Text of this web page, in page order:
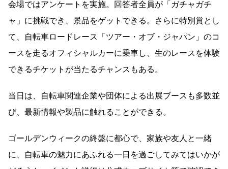
会場ではアンケートを実施。回答者全員が「ガチャガチ
ャ」に挑戦でき、景品をゲットできる。さらに特別賞とし
て、自転車ロードレース「ツアー・オブ・ジャパン」のコ
ースを走るオフィシャルカーに乗車し、生のレースを体験
できるチケットが当たるチャンスもある。
当日は、自転車関連企業や団体による出展ブースも多数並
び、最新情報や製品に触れることができる。
ゴールデンウィークの終盤に都心で、家族や友人と一緒
に、自転車の魅力にあふれる一日を過ごしてみてはいかが